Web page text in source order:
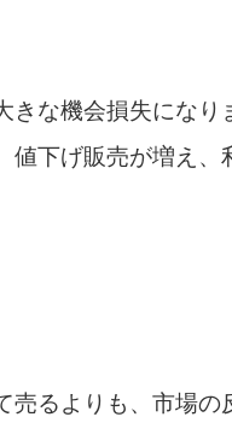
きな機会損失になり
値下げ販売が増え
売るよりも、 市場の